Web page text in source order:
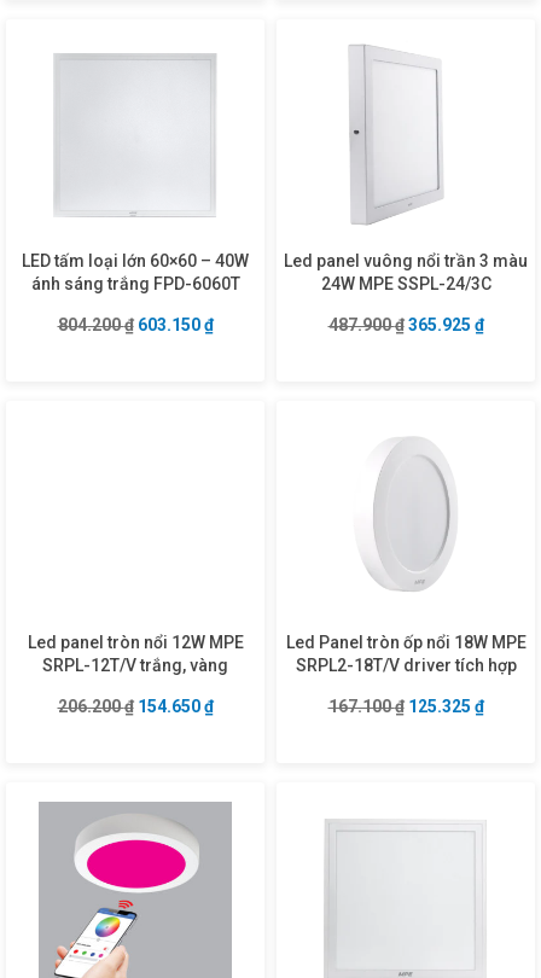
LED tấm loại lớn 60×60 – 40W
ánh sáng trắng FPD-6060T
804.200₫ Giá gốc là: 804.200 ₫.
603.150₫Giá hiện tại là: 603.150 ₫.
Led panel vuông nổi trần 3 màu
24W MPE SSPL-24/3C
487.900₫ Giá gốc là:
365.925 ₫Giá
Led panel tròn nổi 12W MPE
SRPL-12T/V trắng, vàng
206.200₫ Giá gốc là: 206.200 ₫.
154.650₫Giá hiện tại là: 154.650 ₫.
Led Panel tròn ốp nổi 18W MPE
SRPL2-18T/V driver tích hợp
167.100₫ Giá gốc là:
125.325 ₫Giá